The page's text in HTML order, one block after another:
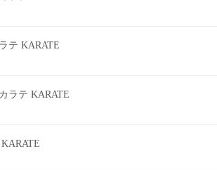
テ KARATE
ラテ KARATE